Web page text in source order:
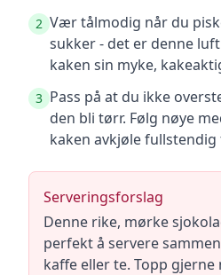
2 Vær tålmodig når du
sukker - det er denne
kaken sin myke,
3 Pass på at du ikke
den bli tørr. Følg nøye
kaken avkjøle
Serveringsforslag
Denne rike, mørke
perfekt å servere
kaffe eller te. Topp